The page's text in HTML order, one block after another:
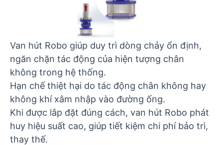
Van hút Robo giúp duy trì dòng chảy ổn định,
ngăn chặn tác động của hiện tượng chân
không trong hệ thống.
Hạn chế thiệt hại do tác động chân không hay
không khí xâm nhập vào đường ống.
Khi được lắp đặt đúng cách, van hút Robo phát
huy hiệu suất cao, giúp tiết kiệm chi phí bảo trì,
thay thế.